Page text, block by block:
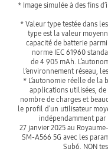
* Image simulée à des fins
* Valeur type testée dans
type est la valeur
capacité de batterie
norme IEC 61960
de 4 905 mAh.
l’environnement réseau,
* L’autonomie réelle de
applications utilisées, de
nombre de charges et
le profil d’un utilisateur
indépendamment par
27 janvier 2025 au
SM-A566 5G avec les
Sub6. NON